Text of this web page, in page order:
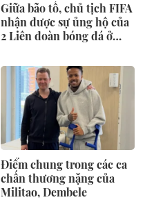
Giữa bão tố, chủ tịch FIFA
nhận được sự ủng hộ của
2 Liên đoàn bóng đá ở
Điểm chung trong các ca
chấn thương nặng của
Militao, Dembele